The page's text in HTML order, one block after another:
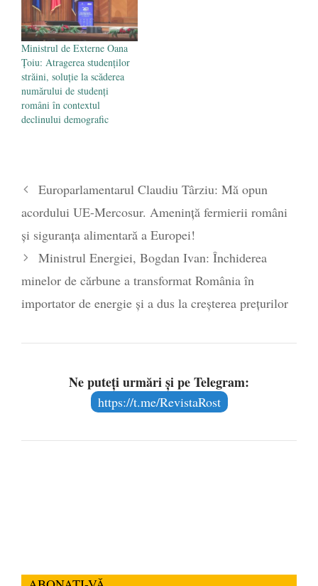
Ministrul de Externe Oana
Țoiu: Atragerea studenților
străini, soluție la scăderea
numărului de studenți
români în contextul
declinului demografic
Europarlamentarul Claudiu Târziu: Mă opun
acordului UE-Mercosur. Amenință fermierii români
și siguranța alimentară a Europei!
Ministrul Energiei, Bogdan Ivan: Închiderea
minelor de cărbune a transformat România în
importator de energie și a dus la creșterea prețurilor
Ne puteți urmări și pe Telegram:
https://t.me/RevistaRost